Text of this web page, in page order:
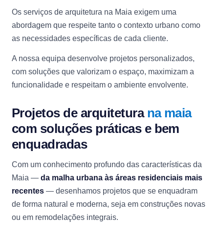
Os serviços de arquitetura na Maia exigem uma
abordagem que respeite tanto o contexto urbano como
as necessidades específicas de cada cliente.
A nossa equipa desenvolve projetos personalizados,
com soluções que valorizam o espaço, maximizam a
funcionalidade e respeitam o ambiente envolvente.
Projetos de arquitetura na maia
com soluções práticas e bem
enquadradas
Com um conhecimento profundo das características da
Maia — da malha urbana às áreas residenciais mais
recentes — desenhamos projetos que se enquadram
de forma natural e moderna, seja em construções novas
ou em remodelações integrais.